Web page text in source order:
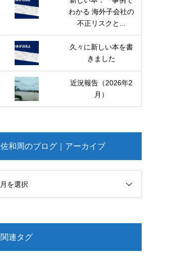
わかる 海外子会社の
不正リスクと...
久々に新しい本を書
きました
近況報告（2026年2
月）
佐和周のブログ｜アーカイブ
月を選択
関連タグ